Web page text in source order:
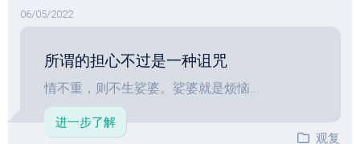
06/05/2022
所谓的担心不过是一种诅咒
情不重，则不生娑婆。娑婆就是烦恼...
进一步了解
观复